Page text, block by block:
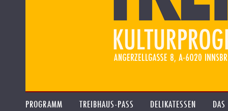
PROGRAMM TREIBHAUS-PASS DELIKATESSEN